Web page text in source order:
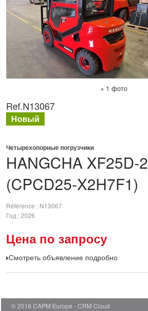
+ 1 фото
HANGCHA XF25D-2
(CPCD25-X2H7F1)
Четырехопорные погрузчики
Référence
N13067
Год 2026
Цена по запросу
Смотреть объявление подробно
Ref.N13067
Новый
© 2016 CAPM Europe CRM Cloud